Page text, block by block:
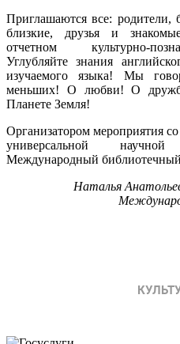
Приглашаются все:
близкие, друзья и
отчетном культурно-
Углубляйте знания
изучаемого языка! Мы
меньших! О любви! О
Планете Земля!
Организатором мероприятия
универсальной
Международный
Наталья